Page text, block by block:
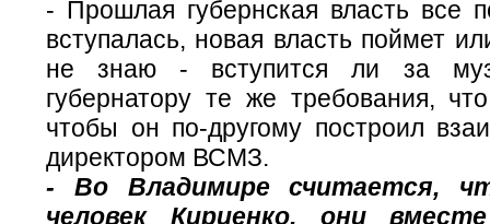
- Прошлая губернская власть все
вступалась, новая власть поймет
не знаю - вступится ли за
губернатору те же требования,
чтобы он по-другому построил
директором ВСМЗ.
- Во Владимире считается,
человек Кириенко, они